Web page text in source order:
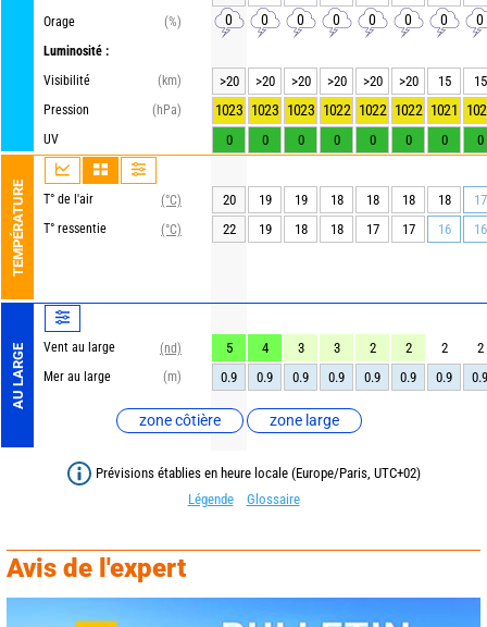
Orage
(%)
Luminosité :
Visibilité
(km)
Pression
(hPa)
UV
TEMPÉRATURE T° de l'air
(°C)
T° ressentie
(°C)
AU LARGE Vent au large
(nd)
Mer au large
(m)
zone côtière zone large
0 0 0 0 0 0 0 0
>20 >20 >20 >20 >20 >20 15 15
1023 1023 1023 1022 1022 1022 1021
0 0 0 0 0 0 0 0
20 19 19 18 18 18 18
17
22
19 18 18 17 17 16 16
5 4 3 3 2 2 2
2
0.9
0.9 0.9 0.9 0.9 0.9 0.9 0.9
Prévisions établies en heure locale (Europe/Paris, UTC+02)
Légende
Glossaire
Avis de l'expert